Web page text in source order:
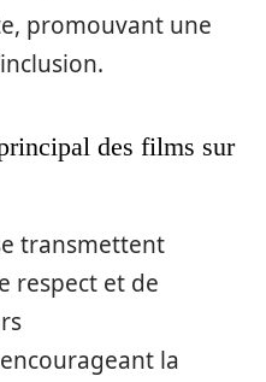
promouvant une
des films sur
transmettent
respect et de
la